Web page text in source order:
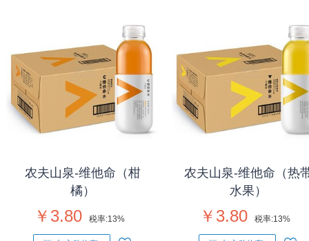
农夫山泉-维他命（柑
橘）
￥3.80 税率:13%
农夫山泉-维他命（热
水果）
￥3.80 税率:13%